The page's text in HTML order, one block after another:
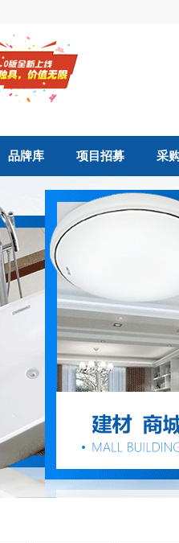
品牌库 项目招募 采